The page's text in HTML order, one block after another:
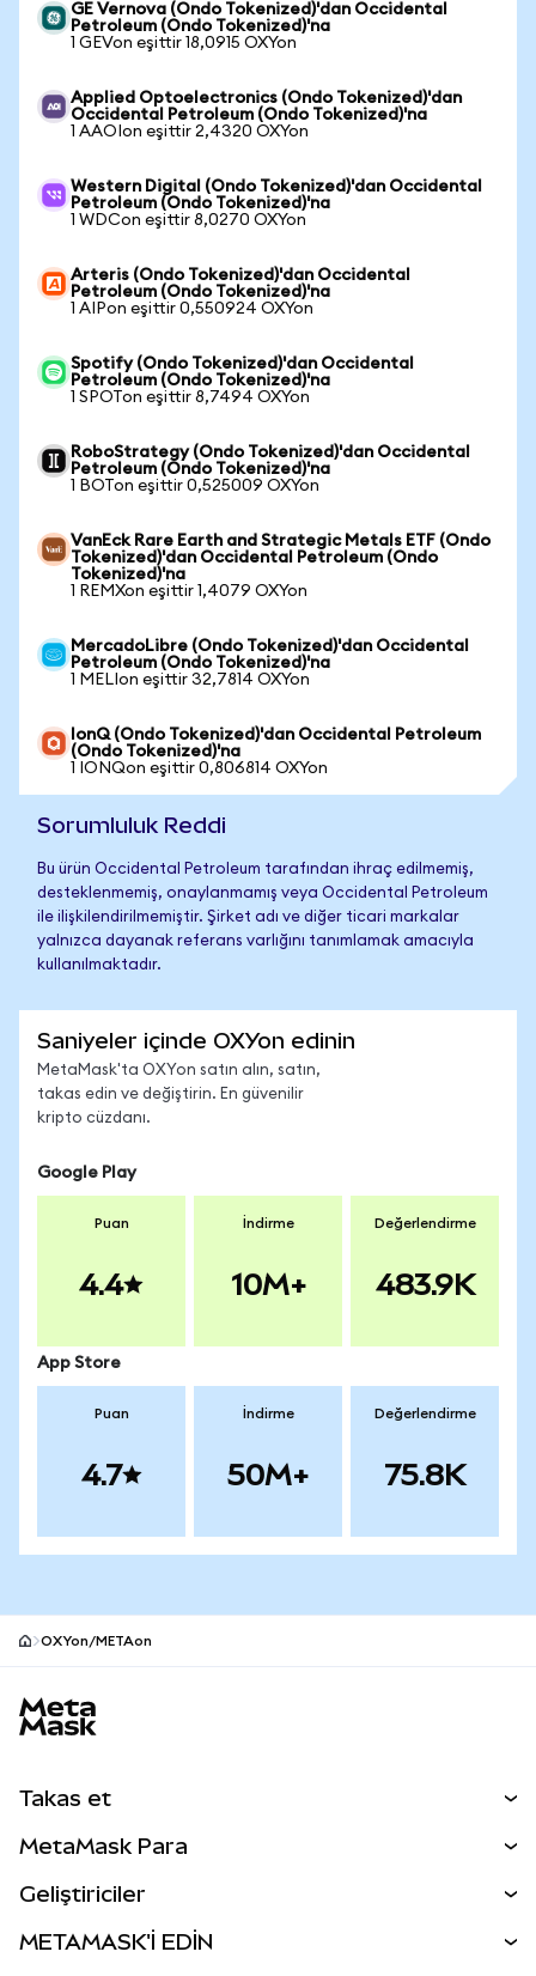
GE Vernova (Ondo Tokenized)'dan Occidental
Petroleum (Ondo Tokenized)'na
1 GEVon eşittir 18,0915 OXYon
Applied Optoelectronics (Ondo Tokenized)'dan
Occidental Petroleum (Ondo Tokenized)'na
1 AAOIon eşittir 2,4320 OXYon
Western Digital (Ondo Tokenized)'dan Occidental
Petroleum (Ondo Tokenized)'na
1 WDCon eşittir 8,0270 OXYon
Arteris (Ondo Tokenized)'dan Occidental
Petroleum (Ondo Tokenized)'na
1 AIPon eşittir 0,550924 OXYon
Spotify (Ondo Tokenized)'dan Occidental
Petroleum (Ondo Tokenized)'na
1 SPOTon eşittir 8,7494 OXYon
RoboStrategy (Ondo Tokenized)'dan Occidental
Petroleum (Ondo Tokenized)'na
1 BOTon eşittir 0,525009 OXYon
VanEck Rare Earth and Strategic Metals ETF (Ondo
Tokenized)'dan Occidental Petroleum (Ondo
Tokenized)'na
1 REMXon eşittir 1,4079 OXYon
MercadoLibre (Ondo Tokenized)'dan Occidental
Petroleum (Ondo Tokenized)'na
1 MELIon eşittir 32,7814 OXYon
IonQ (Ondo Tokenized)'dan Occidental Petroleum
(Ondo Tokenized)'na
1 IONQon eşittir 0,806814 OXYon
Sorumluluk Reddi
Bu ürün Occidental Petroleum tarafından ihraç edilmemiş,
desteklenmemiş, onaylanmamış veya Occidental Petroleum
ile ilişkilendirilmemiştir. Şirket adı ve diğer ticari markalar
yalnızca dayanak referans varlığını tanımlamak amacıyla
kullanılmaktadır.
Saniyeler içinde OXYon edinin
MetaMask'ta OXYon satın alın, satın,
takas edin ve değiştirin. En güvenilir
kripto cüzdanı.
Google Play
Puan
4.4
İndirme
10M+
Değerlendirme
483.9K
App Store
Puan
4.7
İndirme
50M+
Değerlendirme
75.8K
OXYon/METAon
Takas et
Perps
RWA'lar
MetaMask Para
Geliştiriciler
METAMASK'İ EDİN